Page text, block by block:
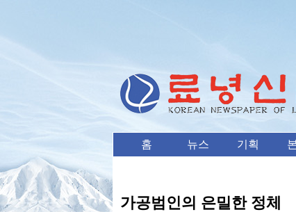
홈 뉴스 기획
가공범인의 은밀한 정체